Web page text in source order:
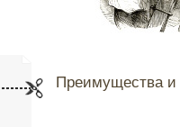
Преимущества и